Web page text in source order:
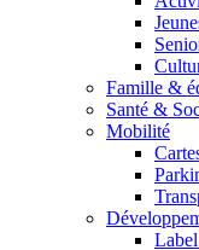
Famille &
Santé &
Mobilité